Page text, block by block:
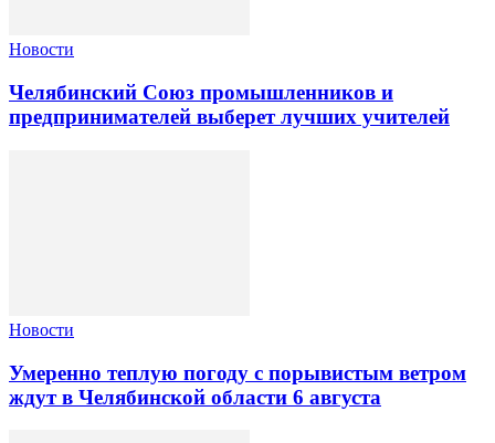
Новости
Челябинский Союз промышленников и
предпринимателей выберет лучших учителей
Новости
Умеренно теплую погоду с порывистым ветром
ждут в Челябинской области 6 августа